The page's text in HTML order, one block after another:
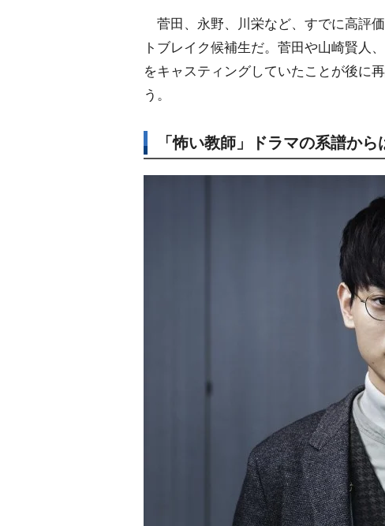
菅田、永野、川栄など、すでに高評
トブレイク候補生だ。菅田や山崎賢人
をキャスティングしていたことが後に
う。
「怖い教師」ドラマの系譜か